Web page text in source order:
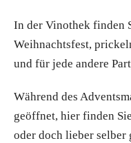
In der Vinothek finden
Weihnachtsfest,
und für jede andere
Während des
geöffnet, hier finden
oder doch lieber selber